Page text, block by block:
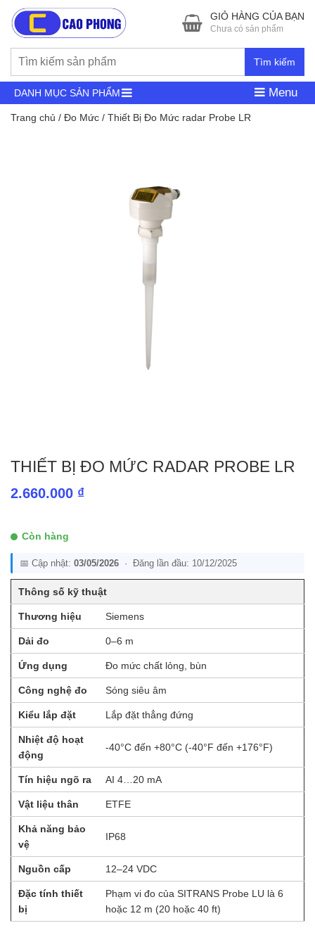
Tìm kiếm
GIỎ HÀNG CỦA BẠN
Chưa có sản phẩm
DANH MỤC SẢN PHẨM Menu
Trang chủ / Đo Mức / Thiết Bị Đo Mức radar Probe LR
THIẾT BỊ ĐO MỨC RADAR PROBE LR
2.660.000 ₫
Còn hàng
📅 Cập nhật: 03/05/2026 · Đăng lần đầu: 10/12/2025
Thông số kỹ thuật
Thương hiệu Siemens
Dải đo 0–6 m
Ứng dụng Đo mức chất lỏng, bùn
Công nghệ đo Sóng siêu âm
Kiểu lắp đặt Lắp đặt thẳng đứng
Nhiệt độ hoạt
động
-40°C đến +80°C (-40°F đến +176°F)
Tín hiệu ngõ ra AI 4…20 mA
Vật liệu thân ETFE
Khả năng bảo
vệ
IP68
Nguồn cấp 12–24 VDC
Đặc tính thiết
bị
Phạm vi đo của SITRANS Probe LU là 6
hoặc 12 m (20 hoặc 40 ft)